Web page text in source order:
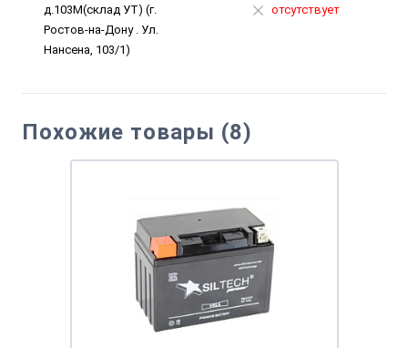
д.103М(склад УТ) (г.
Ростов-на-Дону . Ул.
Нансена, 103/1)
отсутствует
Похожие товары (8)